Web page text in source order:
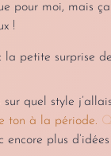
pour moi, mais
!
la petite surprise
sur quel style
ton à la période.
encore plus